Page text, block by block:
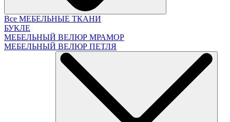
Все МЕБЕЛЬНЫЕ ТКАНИ
БУКЛЕ
МЕБЕЛЬНЫЙ ВЕЛЮР МРАМОР
МЕБЕЛЬНЫЙ ВЕЛЮР ПЕТЛЯ